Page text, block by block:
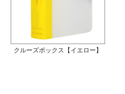
クルーズボックス【イエロー】